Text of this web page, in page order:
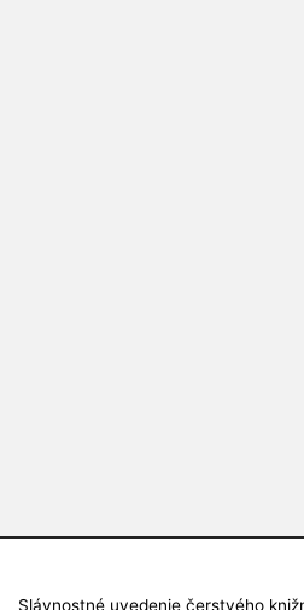
Slávnostné uvedenie čerstvého